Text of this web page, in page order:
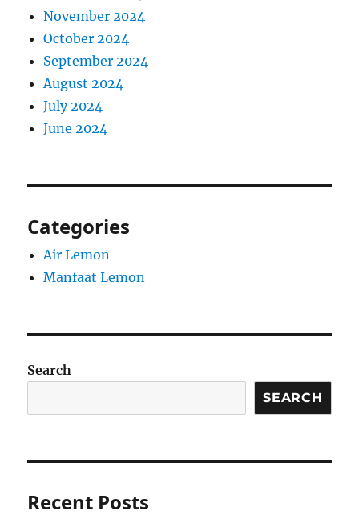
November 2024
October 2024
September 2024
August 2024
July 2024
June 2024
Categories
Air Lemon
Manfaat Lemon
Search
SEARCH
Recent Posts